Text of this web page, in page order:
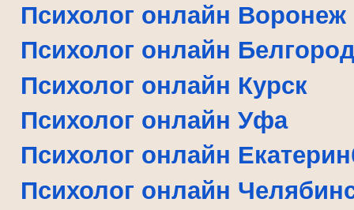
Психолог онлайн Воронеж
Психолог онлайн
Психолог онлайн Курск
Психолог онлайн Уфа
Психолог онлайн
Психолог онлайн